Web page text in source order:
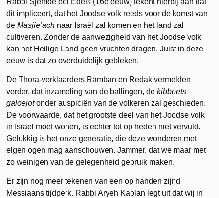
dit impliceert, dat het Joodse volk reeds voor de komst van
deMasjie’ach naar Israël zal komen en het land zal
cultiveren. Zonder de aanwezig­heid van het Joodse volk
kan het Heilige Land geen vruchten dragen. Juist in deze
eeuw is dat zo overduidelijk gebleken.
De Thora-verklaarders Ramban en Redak vermelden
verder, dat inzameling van de ballingen, dekibboets
galoejotonder auspiciën van de volkeren zal geschieden.
De voorwaarde, dat het grootste deel van het Joodse volk
in Israël moet wonen, is echter tot op heden niet vervuld.
Gelukkig is het onze generatie, die deze wonderen met
eigen ogen mag aanschouwen. Jammer, dat we maar met
zo weinigen van de gelegenheid gebruik maken.
Er zijn nog meer tekenen van een op handen zijnd
Messiaans tijdperk. Rabbi Aryeh Kaplan legt uit dat wij in